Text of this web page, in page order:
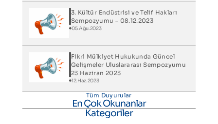
3. Kültür Endüstrisi ve Telif Hakları
Sempozyumu – 08.12.2023
05.Ağu.2023
Fikri Mülkiyet Hukukunda Güncel
Gelişmeler Uluslararası Sempozyumu
23 Haziran 2023
12.Haz.2023
Tüm Duyurular
En Çok Okunanlar
Kategoriler